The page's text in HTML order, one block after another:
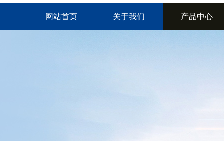
网站首页 关于我们 产品中心